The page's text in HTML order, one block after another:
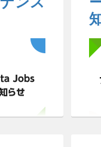
、多くのユーザーに
をしていきました。
求する過程では、新機
というコミニュティ
広告」という仕組みで
繋ぐことでコミニュテ
に
の第3木
ティを
（
す